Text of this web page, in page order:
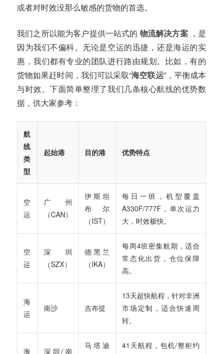
或者对时效没那么敏感的货物的首选。
我们之所以能为客户提供一站式的 物流解决方案 ，是
因为我们不偏科。无论是空运的迅捷，还是海运的实
惠，我们都有专业的团队进行路由规划。比如，有的
货物如果赶时间，我们可以采取“海空联运”，平衡成本
与时效。下面简单整理了我们几条核心航线的优势数
据，供大家参考：
航
线
类
型
起始港 目的港 优势特点
空
运
广州
（CAN）
伊斯坦
布尔
（IST）
每日一班，机型覆盖
A330F/777F，单次运力
大，时效极快。
空
运
深圳
（SZX）
德黑兰
（IKA）
每周4班密集航期，适合
常态化出货，仓位保障
高。
海
运
南沙 吉布提
13天超快航程，针对非洲
市场定制，适合快速周
转。
海 深圳/南
马塔迪
41天航程，包机/整柜约